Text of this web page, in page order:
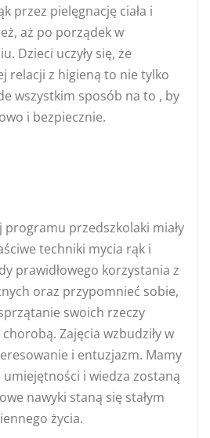
przez pielęgnację ciała i
aż po porządek w
Dzieci uczyły się, że
relacji z higieną to nie tylko
wszystkim sposób na to , by
i bezpiecznie.
programu przedszkolaki miały
techniki mycia rąk i
prawidłowego korzystania z
oraz przypomnieć sobie,
swoich rzeczy
Zajęcia wzbudziły w
i entuzjazm. Mamy
i wiedza zostaną
nawyki staną się stałym
życia.